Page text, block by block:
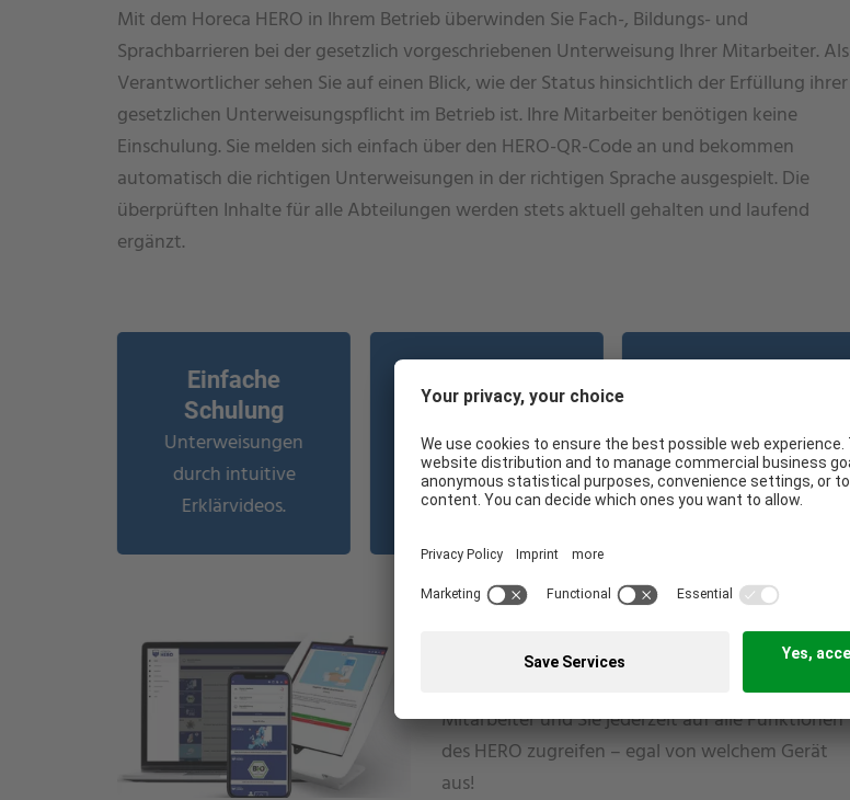
Mit dem Horeca HERO in Ihrem Betrieb überwinden Sie Fach-, Bildungs- und
Sprachbarrieren bei der gesetzlich vorgeschriebenen Unterweisung Ihrer Mitarbeiter. Als
Verantwortlicher sehen Sie auf einen Blick, wie der Status hinsichtlich der Erfüllung ihrer
gesetzlichen Unterweisungspflicht im Betrieb ist. Ihre Mitarbeiter benötigen keine
Einschulung. Sie melden sich einfach über den HERO-QR-Code an und bekommen
automatisch die richtigen Unterweisungen in der richtigen Sprache ausgespielt. Die
überprüften Inhalte für alle Abteilungen werden stets aktuell gehalten und laufend
ergänzt.
Einfache
Schulung
Unterweisungen
durch intuitive
Erklärvideos.
Updates
In 18 Sprachen
verfügbar und immer
aktuell.
Digitale Zertifikate im
Fall einer Kontrolle
Mit der Horeca HERO WebApp können Ihre
Mitarbeiter und Sie jederzeit auf alle Funktionen
des HERO zugreifen – egal von welchem Gerät
aus!